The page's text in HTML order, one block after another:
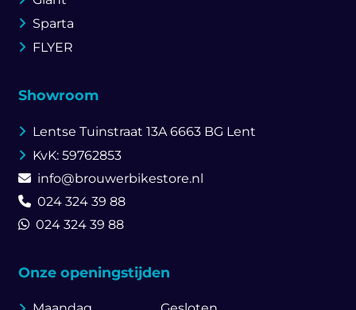
Sparta
FLYER
Showroom
Lentse Tuinstraat 13A 6663 BG Lent
KvK: 59762853
info@brouwerbikestore.nl
024 324 39 88
024 324 39 88
Onze openingstijden